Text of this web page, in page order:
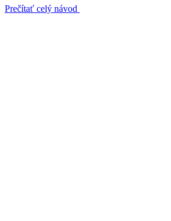
Prečítať celý návod